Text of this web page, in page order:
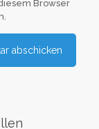
Browser